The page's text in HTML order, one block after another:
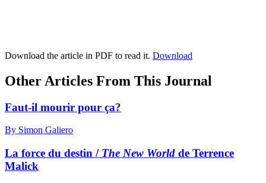
Download the article in PDF to read it. Download
Other Articles From This Journal
Faut-il mourir pour ça?
By Simon Galiero
La force du destin / The New World de Terrence
Malick